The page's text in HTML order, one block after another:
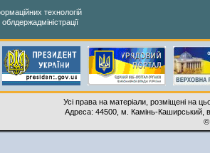
технологій
Усі права на матеріали, розміщені на
Адреса: 44500, м. Камінь-Каширський,
©